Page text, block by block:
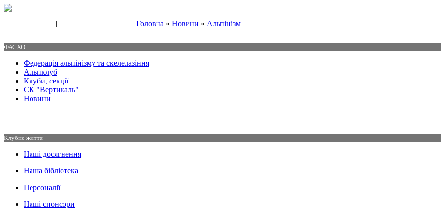
| Головна » Новини » Альпінізм
ФАСХО
Федерація альпінізму та скелелазіння
Альпклуб
Клуби, секції
СК "Вертикаль"
Новини
Клубне життя
Наші досягнення
Наша бібліотека
Персоналії
Наші спонсори